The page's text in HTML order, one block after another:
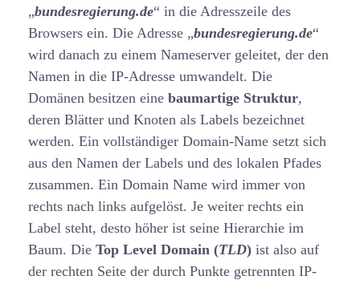
„bundesregierung.de“ in die Adresszeile des
Browsers ein. Die Adresse „bundesregierung.de“
wird danach zu einem Nameserver geleitet, der den
Namen in die IP-Adresse umwandelt. Die
Domänen besitzen eine baumartige Struktur,
deren Blätter und Knoten als Labels bezeichnet
werden. Ein vollständiger Domain-Name setzt sich
aus den Namen der Labels und des lokalen Pfades
zusammen. Ein Domain Name wird immer von
rechts nach links aufgelöst. Je weiter rechts ein
Label steht, desto höher ist seine Hierarchie im
Baum. Die Top Level Domain (TLD) ist also auf
der rechten Seite der durch Punkte getrennten IP-